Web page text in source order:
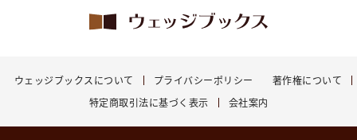
ウェッジブックスについて プライバシーポリシー
著作権について
特定商取引法に基づく表示
会社案内